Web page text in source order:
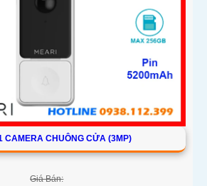
CAMERA CHUÔNG CỬA (3MP)
Giá Bán: